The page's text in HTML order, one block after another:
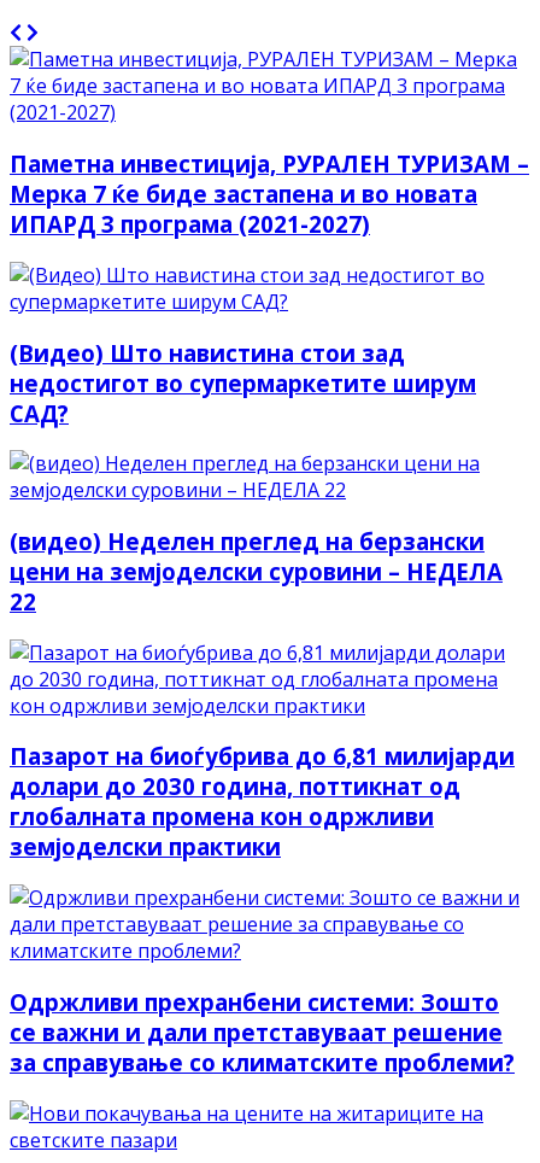
Паметна инвестиција, РУРАЛЕН ТУРИЗАМ –
Мерка 7 ќе биде застапена и во новата
ИПАРД 3 програма (2021-2027)
(Видео) Што навистина стои зад
недостигот во супермаркетите ширум
САД?
(видео) Неделен преглед на берзански
цени на земјоделски суровини – НЕДЕЛА
22
Пазарот на биоѓубрива до 6,81 милијарди
долари до 2030 година, поттикнат од
глобалната промена кон одржливи
земјоделски практики
Одржливи прехранбени системи: Зошто
се важни и дали претставуваат решение
за справување со климатските проблеми?